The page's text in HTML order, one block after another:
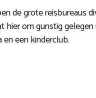
de grote reisbureaus
om gunstig
een kinderclub.